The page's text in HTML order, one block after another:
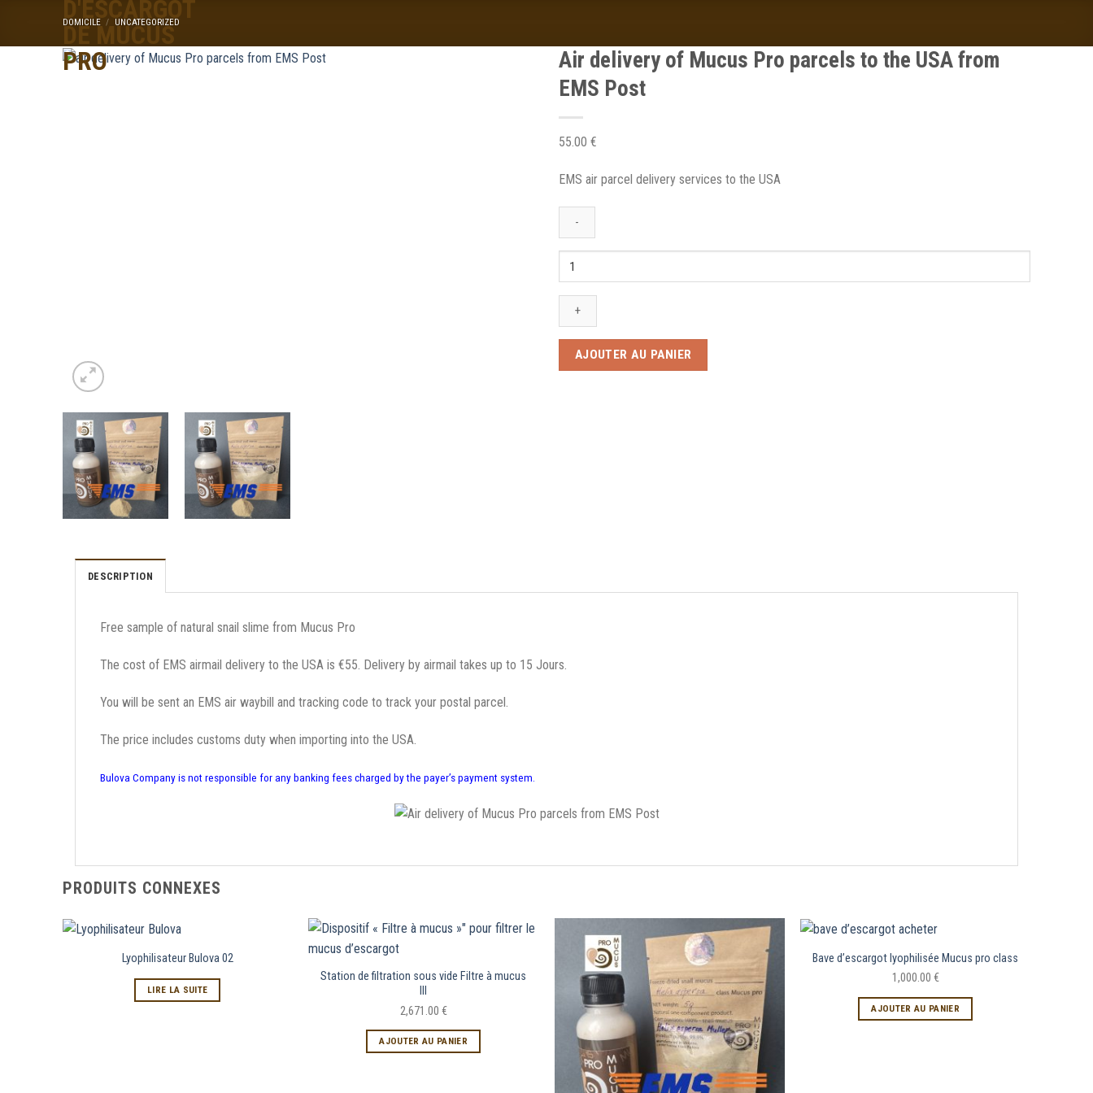
DOMICILE / UNCATEGORIZED
Air delivery of Mucus Pro parcels to the USA from
EMS Post
55.00 €
EMS air parcel delivery services to the USA
Air
delivery
of
Mucus
parcels
to
AJOUTER AU PANIER
DESCRIPTION
Free sample of natural snail slime from Mucus Pro
The cost of EMS airmail delivery to the USA is €55. Delivery by airmail takes up to 15 Jours.
You will be sent an EMS air waybill and tracking code to track your postal parcel.
The price includes customs duty when importing into the USA
Bulova Company is not responsible for any banking fees charged by the payer’s payment system
PRODUITS CONNEXES
Lyophilisateur Bulova 02
LIRE LA SUITE
Station de filtration sous vide Filtre à mucus
2,671.00 €
AJOUTER AU PANIER
Bave d’escargot lyophilisée Mucus pro class
1,000.00 €
AJOUTER AU PANIER